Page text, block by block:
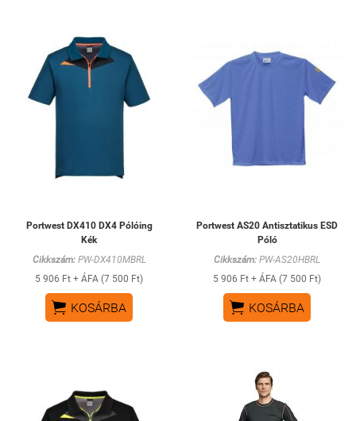
Portwest DX410 DX4 Pólóing
Kék
Cikkszám:PW-DX410MBRL
5 906 Ft + ÁFA (7 500 Ft)
 KOSÁRBA
Portwest AS20 Antisztatikus ESD
Póló
Cikkszám: PW-AS20HBRL
5 906 Ft + ÁFA (7 500 Ft)
 KOSÁRBA